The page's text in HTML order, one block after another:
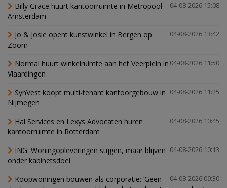
04-08-2026 15:08
Billy Grace huurt kantoorruimte in Metropool
Amsterdam
04-08-2026 13:42
Jo & Josie opent kunstwinkel in Bergen op
Zoom
04-08-2026 11:50
Normal huurt winkelruimte aan het Veerplein in
Vlaardingen
04-08-2026 11:25
SynVest koopt multi-tenant kantoorgebouw in
Nijmegen
04-08-2026 10:45
Hal Services en Lexys Advocaten huren
kantoorruimte in Rotterdam
04-08-2026 10:13
ING: Woningopleveringen stijgen, maar blijven
onder kabinetsdoel
04-08-2026 09:30
Koopwoningen bouwen als corporatie: ‘Geen